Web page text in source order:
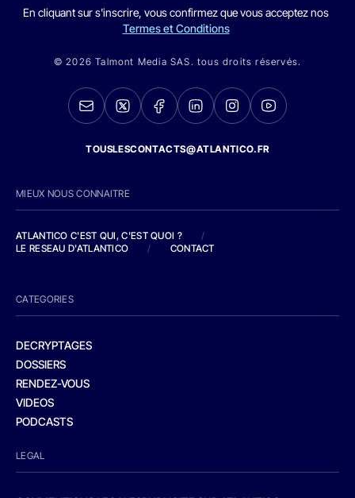
En cliquant sur s'inscrire, vous confirmez que vous acceptez nos
Termes et Conditions
© 2026 Talmont Media SAS. tous droits réservés.
TOUSLESCONTACTS@ATLANTICO.FR
MIEUX NOUS CONNAITRE
ATLANTICO C'EST QUI, C'EST QUOI ?
/
LE RESEAU D'ATLANTICO
/ CONTACT
CATEGORIES
DECRYPTAGES
DOSSIERS
RENDEZ-VOUS
VIDEOS
PODCASTS
LEGAL